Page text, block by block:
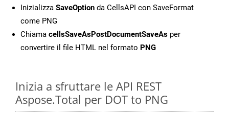
Inizializza SaveOption da CellsAPI con SaveFormat
come PNG
Chiama cellsSaveAsPostDocumentSaveAs per
convertire il file HTML nel formato PNG
Inizia a sfruttare le API REST
Aspose.Total per DOT to PNG